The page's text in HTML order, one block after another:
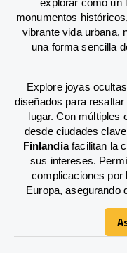
monumentos
vibrante vida urbana,
una forma sencilla
Explore joyas
diseñados para
lugar. Con múltiples
desde ciudades
Finlandiafacilitan la
sus intereses.
complicaciones por
Europa, asegurando